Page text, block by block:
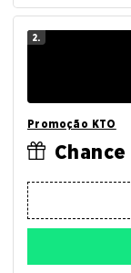
2.
Promoção KTO